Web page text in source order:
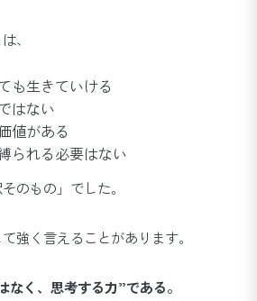
、
も生きていける
はない
値がある
られる必要はない
のもの」でした。
強く言えることがあります。
なく、思考する力”である。